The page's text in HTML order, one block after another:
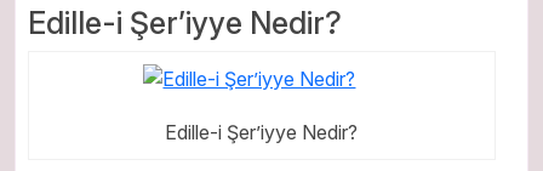
Edille-i Şer’iyye Nedir?
Edille-i Şer’iyye Nedir?